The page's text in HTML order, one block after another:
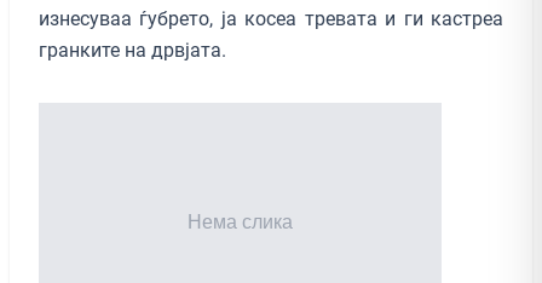
изнесуваа ѓубрето, ја косеа тревата и ги кастреа
гранките на дрвјата.